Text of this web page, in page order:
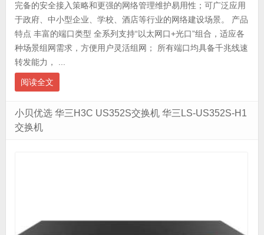
完备的安全接入策略和更强的网络管理维护易用性；可广泛应用
于政府、中小型企业、学校、酒店等行业的网络建设场景。 产品
特点 丰富的端口类型 全系列支持“以太网口+光口”组合，适应各
种场景组网需求，方便用户灵活组网； 所有端口均具备千兆线速
转发能力， ...
阅读全文
小贝优选 华三H3C US352S交换机 华三LS-US352S-H1
交换机